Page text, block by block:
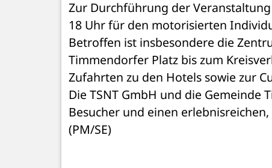
Zur Durchführung der
18 Uhr für den motorisierten
Betroffen ist insbesondere die
Timmendorfer Platz bis zum
Zufahrten zu den Hotels sowie zur
Die TSNT GmbH und die
Besucher und einen
(PM/SE)